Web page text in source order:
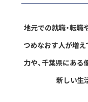
地元での就職・転職
つめなおす人が増え
力や、千葉県にある
新しい生